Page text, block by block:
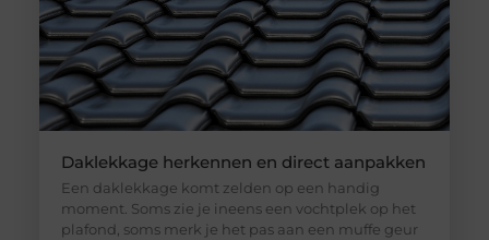
Daklekkage herkennen en direct aanpakken
Een daklekkage komt zelden op een handig
moment. Soms zie je ineens een vochtplek op het
plafond, soms merk je het pas aan een muffe geur